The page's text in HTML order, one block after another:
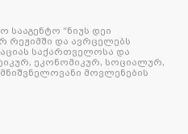
სააგენტო “ნიუს დეი
რეჟიმში და ავრცელებს
საქართველოსა და
ეკონომიკურ, სოციალურ,
მოვლენების